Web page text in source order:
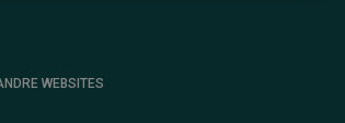
WEBSITES